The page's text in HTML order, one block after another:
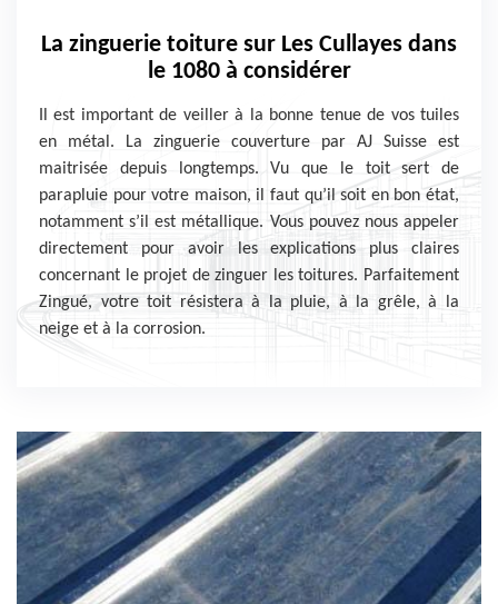
La zinguerie toiture sur Les Cullayes dans
le 1080 à considérer
Il est important de veiller à la bonne tenue de vos tuiles
en métal. La zinguerie couverture par AJ Suisse est
maitrisée depuis longtemps. Vu que le toit sert de
parapluie pour votre maison, il faut qu’il soit en bon état,
notamment s’il est métallique. Vous pouvez nous appeler
directement pour avoir les explications plus claires
concernant le projet de zinguer les toitures. Parfaitement
Zingué, votre toit résistera à la pluie, à la grêle, à la
neige et à la corrosion.